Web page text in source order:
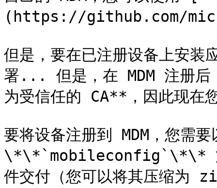
(https://github.com/
但是，要在已注册设备上安装
署... 但是，在 MDM 注册后
为受信任的 CA**，因此现在
要将设备注册到 MDM，您需
\*\*`mobileconfig`\*\* 文
件交付（您可以将其压缩为